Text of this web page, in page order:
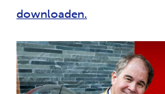
downloaden.